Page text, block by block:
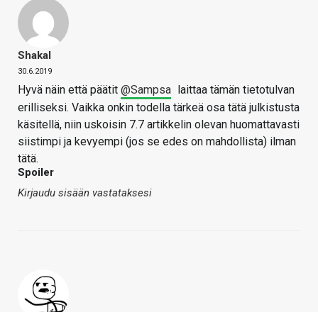
Shakal
30.6.2019
Hyvä näin että päätit @Sampsa
laittaa tämän tietotulvan
erilliseksi. Vaikka onkin todella tärkeä osa tätä julkistusta
käsitellä, niin uskoisin 7.7 artikkelin olevan huomattavasti
siistimpi ja kevyempi (jos se edes on mahdollista) ilman
tätä.
Spoiler
Kirjaudu sisään vastataksesi